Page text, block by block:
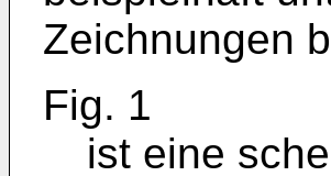
Zeichnungen
Fig. 1
ist eine